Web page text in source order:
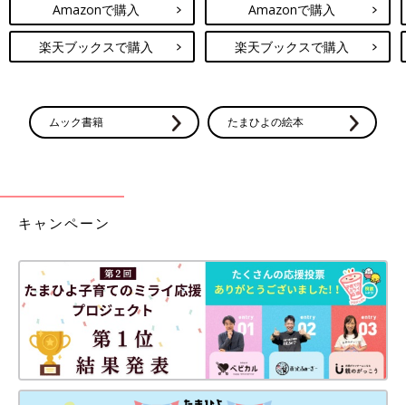
Amazonで購入
楽天ブックスで購入
Amazonで購入
楽天ブックスで購入
ムック書籍 たまひよの絵本
キャンペーン